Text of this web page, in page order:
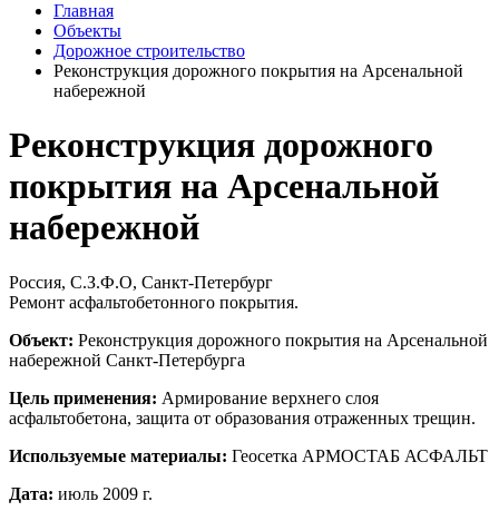
Главная
Объекты
Дорожное строительство
Реконструкция дорожного покрытия на Арсенальной
набережной
Реконструкция дорожного
покрытия на Арсенальной
набережной
Россия, С.З.Ф.О, Санкт-Петербург
Ремонт асфальтобетонного покрытия.
Объект: Реконструкция дорожного покрытия на Арсенальной
набережной Санкт-Петербурга
Цель применения: Армирование верхнего слоя
асфальтобетона, защита от образования отраженных трещин.
Используемые материалы: Геосетка АРМОСТАБ АСФАЛЬТ
Дата: июль 2009 г.